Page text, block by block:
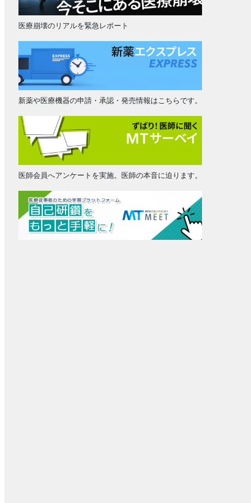
医療崩壊のリアルを緊急レポート
新薬や医療機器の申請・承認・発売情報はこちらです。
医師会員へアンケートを実施。医師の本音に迫ります。